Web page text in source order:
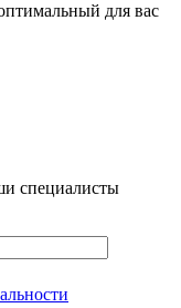
для вас
специалисты